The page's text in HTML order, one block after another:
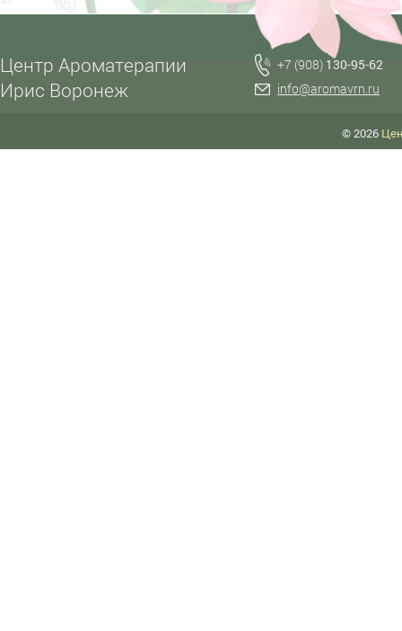
Центр Ароматерапии
Ирис Воронеж
+7 (908) 130-95-62
info@aromavrn.ru
© 2026